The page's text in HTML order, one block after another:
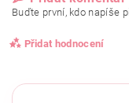
Buďte první, kdo napíše
Přidat hodnocení